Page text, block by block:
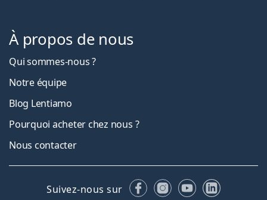
À propos de nous
Qui sommes-nous ?
Notre équipe
Blog Lentiamo
Pourquoi acheter chez nous ?
Nous contacter
Suivez-nous sur FacebookInstagram
YouTubeLinkedIn